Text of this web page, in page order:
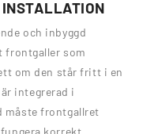
INSTALLATION
och inbyggd
frontgaller som
om den står fritt i en
integrerad i
måste frontgallret